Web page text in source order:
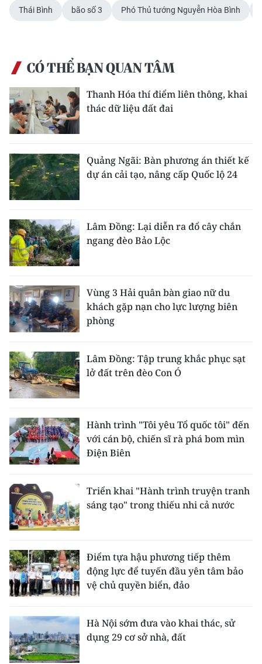
Thái Bình bão số 3 Phó Thủ tướng Nguyễn Hòa Bình
CÓ THỂ BẠN QUAN TÂM
Thanh Hóa thí điểm liên thông, khai
thác dữ liệu đất đai
Quảng Ngãi: Bàn phương án thiết kế
dự án cải tạo, nâng cấp Quốc lộ 24
Lâm Đồng: Lại diễn ra đổ cây chắn
ngang đèo Bảo Lộc
Vùng 3 Hải quân bàn giao nữ du
khách gặp nạn cho lực lượng biên
phòng
Lâm Đồng: Tập trung khắc phục sạt
lở đất trên đèo Con Ó
Hành trình "Tôi yêu Tổ quốc tôi" đến
với cán bộ, chiến sĩ rà phá bom mìn
Điện Biên
Triển khai "Hành trình truyện tranh
sáng tạo" trong thiếu nhi cả nước
Điểm tựa hậu phương tiếp thêm
động lực để tuyến đầu yên tâm bảo
vệ chủ quyền biển, đảo
Hà Nội sớm đưa vào khai thác, sử
dụng 29 cơ sở nhà, đất